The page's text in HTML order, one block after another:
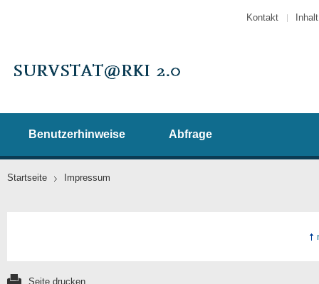
Kontakt Inhalt
Benutzerhinweise Abfrage
Startseite Impressum
Seite drucken